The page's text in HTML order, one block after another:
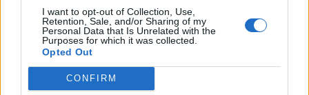
I want to opt-out of Collection, Use,
Retention, Sale, and/or Sharing of my
Personal Data that Is Unrelated with the
Purposes for which it was collected.
Opted Out
CONFIRM